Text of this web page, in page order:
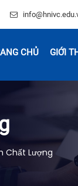
CHỦ GIỚI
Chất Lượng